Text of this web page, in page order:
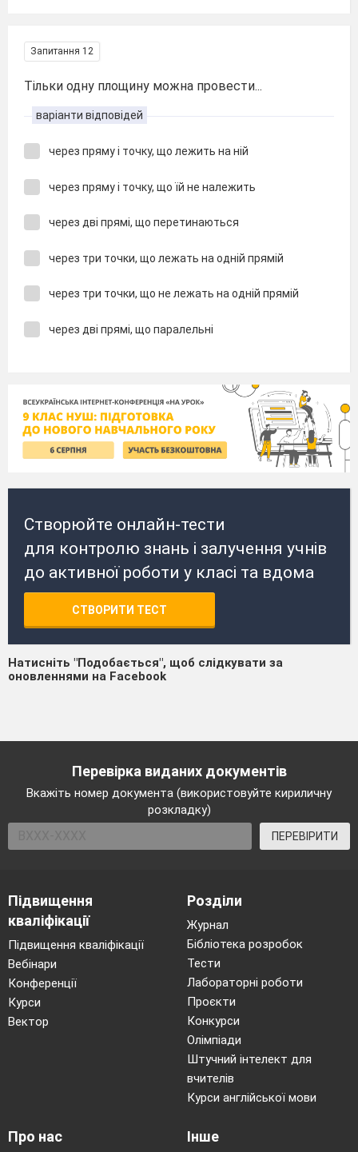
Запитання 12
Тільки одну площину можна провести...
варіанти відповідей
через пряму і точку, що лежить на ній
через пряму і точку, що їй не належить
через дві прямі, що перетинаються
через три точки, що лежать на одній прямій
через три точки, що не лежать на одній прямій
через дві прямі, що паралельні
Створюйте онлайн-тести
для контролю знань і залучення учнів
до активної роботи у класі та вдома
СТВОРИТИ ТЕСТ
Натисніть "Подобається", щоб слідкувати за
оновленнями на Facebook
Перевірка виданих документів
Вкажіть номер документа (використовуйте кириличну
розкладку)
ПЕРЕВІРИТИ
Підвищення
кваліфікації
Підвищення кваліфікації
Вебінари
Конференції
Курси
Вектор
Розділи
Журнал
Бібліотека розробок
Тести
Лабораторні роботи
Проєкти
Конкурси
Олімпіади
Штучний інтелект для
вчителів
Курси англійської мови
Про нас Інше